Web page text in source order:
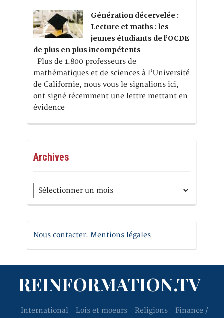
Génération décervelée :
Lecture et maths : les
jeunes étudiants de l’OCDE
de plus en plus incompétents
Plus de 1.800 professeurs de
mathématiques et de sciences à l’Université
de Californie, nous vous le signalions ici,
ont signé récemment une lettre mettant en
évidence
Archives
Archives
Nous contacter. Mentions légales
REINFORMATION.TV
International Lois et moeurs Religions Finance /